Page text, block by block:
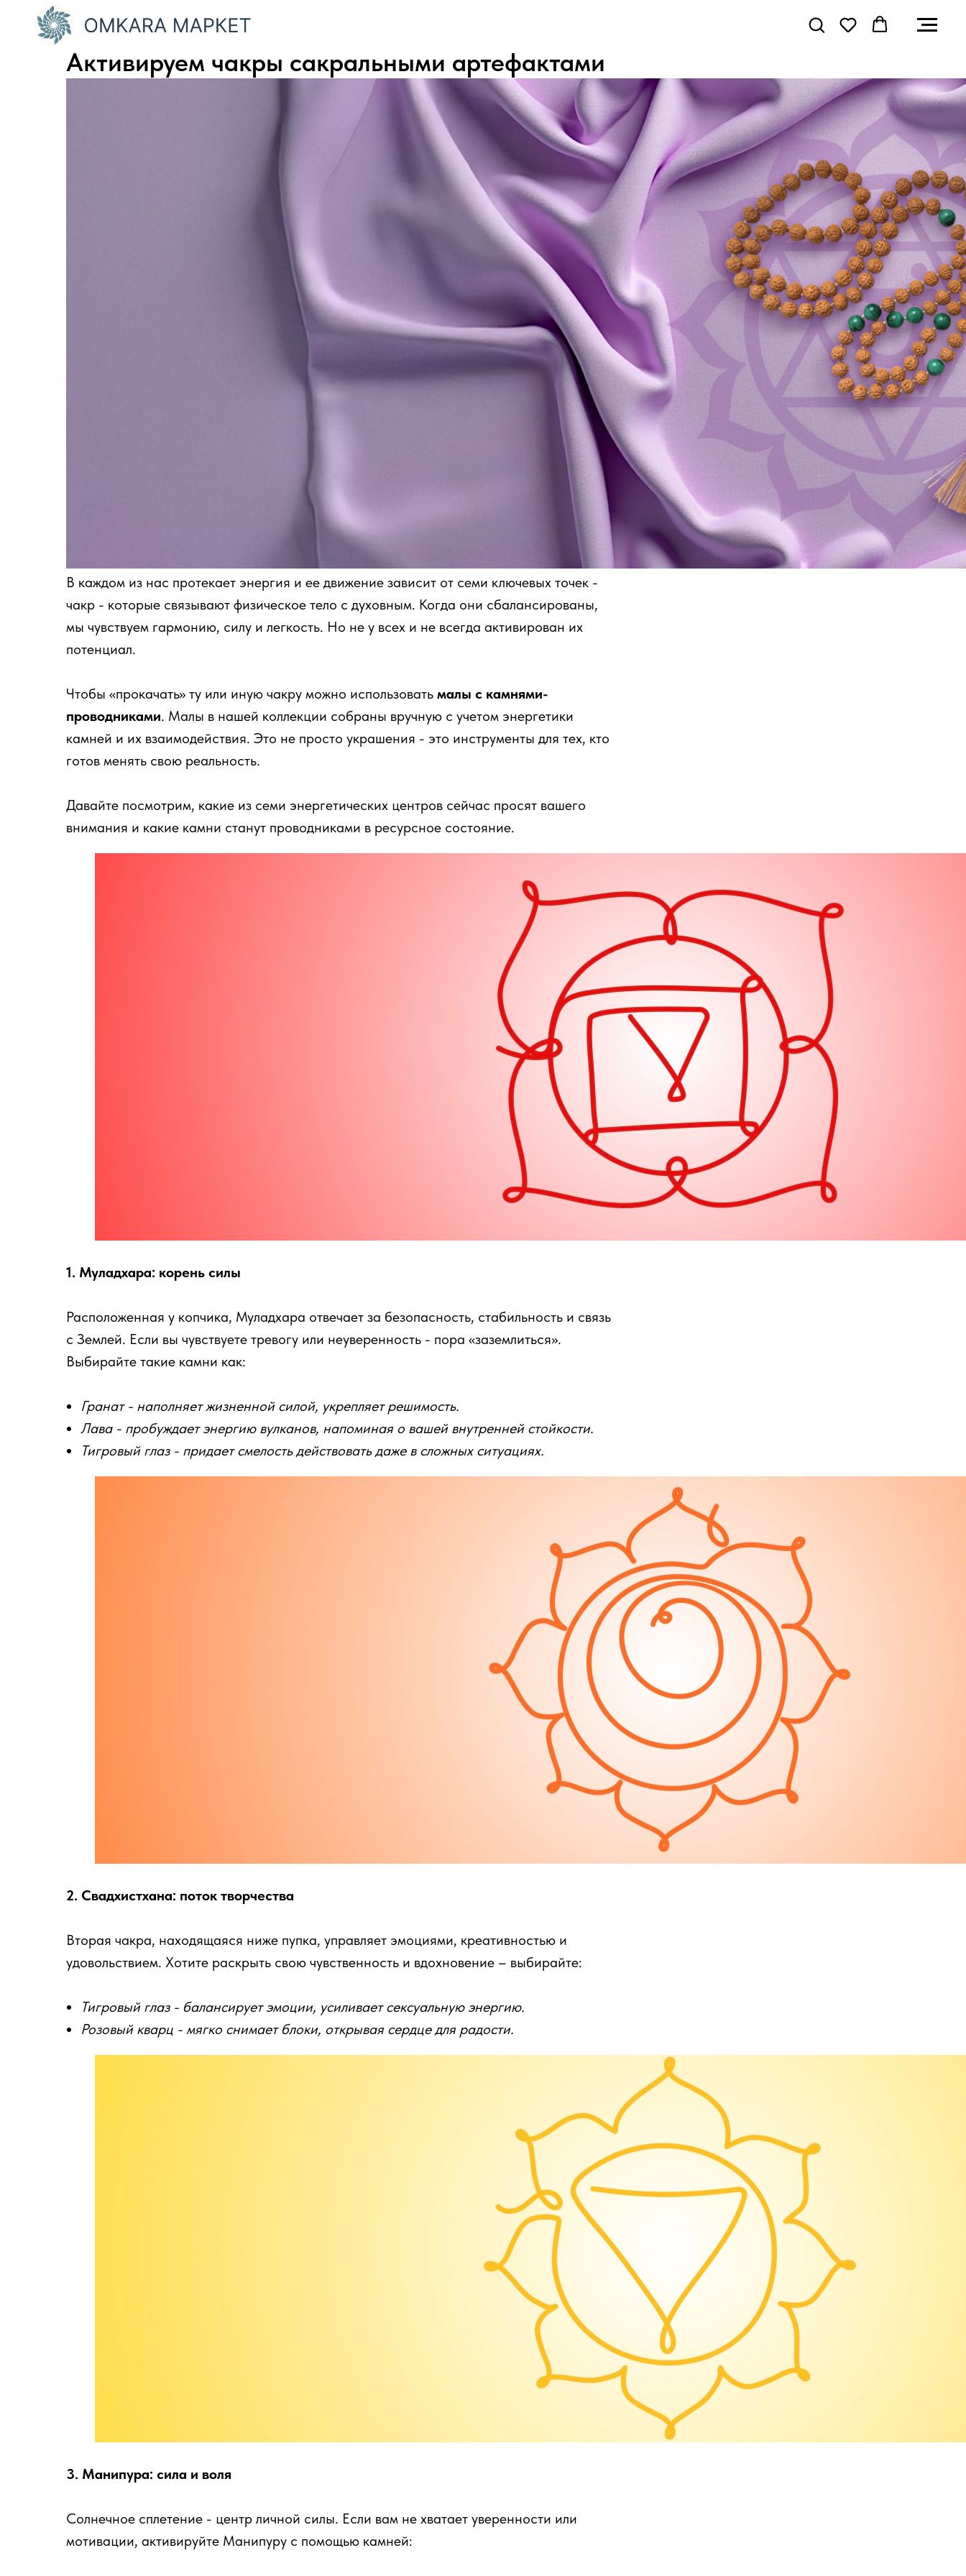
Активируем чакры сакральными артефактами
В каждом из нас протекает энергия и ее движение зависит от семи ключевых точек -
чакр - которые связывают физическое тело с духовным. Когда они сбалансированы,
мы чувствуем гармонию, силу и легкость. Но не у всех и не всегда активирован их
потенциал.
Чтобы «прокачать» ту или иную чакру можно использовать малы с камнями-
проводниками. Малы в нашей коллекции собраны вручную с учетом энергетики
камней и их взаимодействия. Это не просто украшения - это инструменты для тех, кто
готов менять свою реальность.
Давайте посмотрим, какие из семи энергетических центров сейчас просят вашего
внимания и какие камни станут проводниками в ресурсное состояние.
1. Муладхара: корень силы
Расположенная у копчика, Муладхара отвечает за безопасность, стабильность и связь
с Землей. Если вы чувствуете тревогу или неуверенность - пора «заземлиться».
Выбирайте такие камни как:
Гранат - наполняет жизненной силой, укрепляет решимость.
Лава - пробуждает энергию вулканов, напоминая о вашей внутренней стойкости.
Тигровый глаз - придает смелость действовать даже в сложных ситуациях.
2. Свадхистхана: поток творчества
Вторая чакра, находящаяся ниже пупка, управляет эмоциями, креативностью и
удовольствием. Хотите раскрыть свою чувственность и вдохновение – выбирайте:
Тигровый глаз - балансирует эмоции, усиливает сексуальную энергию.
Розовый кварц - мягко снимает блоки, открывая сердце для радости.
3. Манипура: сила и воля
Солнечное сплетение - центр личной силы. Если вам не хватает уверенности или
мотивации, активируйте Манипуру с помощью камней: